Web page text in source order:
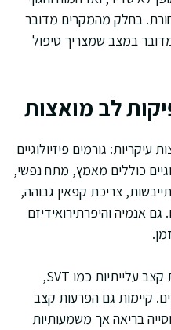
בחלק מהמקרים מדובר
במצב שמצריך טיפול
לב מואצות
גורמים פיזיולוגיים
כוללים מאמץ, מתח נפשי,
צריכת קפאין גבוהה,
גם אנמיה והיפרתירואידיזם
גורמים קרדיאליים כוללים הפרעות קצב עלייתיות כמו SVT,
קיימות גם הפרעות קצב
בריאה אך משמעותיות